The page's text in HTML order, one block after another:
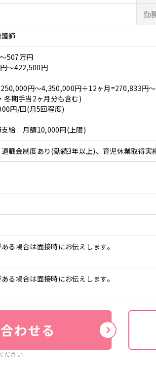
勤
師
507万円
～422,500円
円～4,350,000円÷12ヶ月=270,833円
冬期手当2ヶ月分も含む)
円/回(月5回程度)
支給 月額10,000円(上限)
職金制度あり(勤続3年以上)、育児休業取得実
る場合は面接時にお伝えします。
る場合は面接時にお伝えします。
わせる
ださい